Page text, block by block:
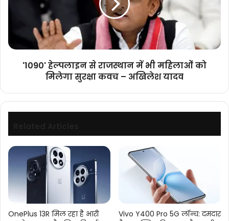
मिलेगा
यादव
'1090' हेल्पलाइन से राजस्थान में भी महिलाओं को
मिलेगा सुरक्षा कवच – अखिलेश यादव
OnePlus 13R मिल रहा है भारी
Vivo Y400 Pro 5G लॉन्च: दमदार